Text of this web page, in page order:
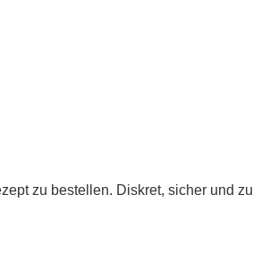
zu bestellen. Diskret, sicher und zu